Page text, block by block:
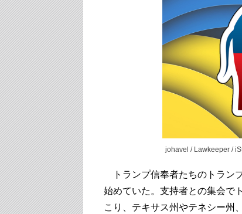
johavel / Lawkeeper /
トランプ信奉者たちのトラン
始めていた。支持者との集会で
こり、テキサス州やテネシー州